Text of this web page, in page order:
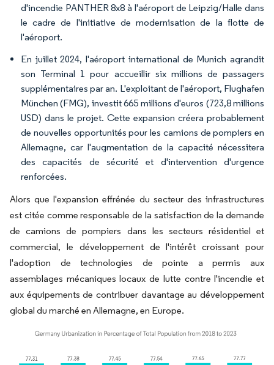
d'incendie PANTHER 8x8 à l'aéroport de Leipzig/Halle dans
le cadre de l'initiative de modernisation de la flotte de
l'aéroport.
En juillet 2024, l'aéroport international de Munich agrandit
son Terminal 1 pour accueillir six millions de passagers
supplémentaires par an. L'exploitant de l'aéroport, Flughafen
München (FMG), investit 665 millions d'euros (723,8 millions
USD) dans le projet. Cette expansion créera probablement
de nouvelles opportunités pour les camions de pompiers en
Allemagne, car l'augmentation de la capacité nécessitera
des capacités de sécurité et d'intervention d'urgence
renforcées.
Alors que l'expansion effrénée du secteur des infrastructures
est citée comme responsable de la satisfaction de la demande
de camions de pompiers dans les secteurs résidentiel et
commercial, le développement de l'intérêt croissant pour
l'adoption de technologies de pointe a permis aux
assemblages mécaniques locaux de lutte contre l'incendie et
aux équipements de contribuer davantage au développement
global du marché en Allemagne, en Europe.